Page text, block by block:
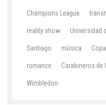
Champions League
reality show Universidad
Santiago música
romance Carabineros de
Wimbledon